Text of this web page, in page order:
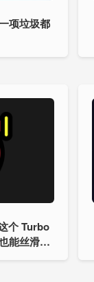
项垃圾都
个 Turbo
能丝滑起